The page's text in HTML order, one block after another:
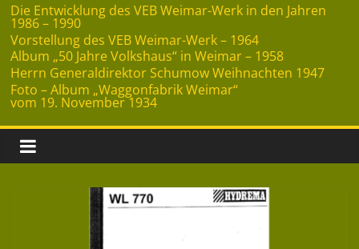
Die Entwicklung des VEB Weimar-Werk in den Jahren
1986 – 1990
Vorstellung des VEB Weimar-Werk – 1964
Album „50 Jahre Volkshaus“ in Weimar – 1958
Herrn Generaldirektor Schumow Weihnachten 1947
Foto – Album „Waggonfabrik Weimar“
vom 19. November 1934